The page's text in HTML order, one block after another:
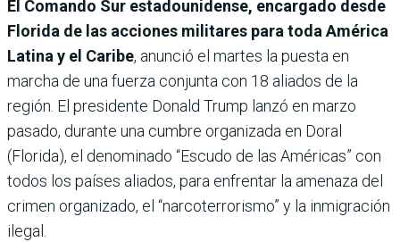
El Comando Sur estadounidense, encargado desde
Florida de las acciones militares para toda América
Latina y el Caribe, anunció el martes la puesta en
marcha de una fuerza conjunta con 18 aliados de la
región. El presidente Donald Trump lanzó en marzo
pasado, durante una cumbre organizada en Doral
(Florida), el denominado “Escudo de las Américas” con
todos los países aliados, para enfrentar la amenaza del
crimen organizado, el “narcoterrorismo” y la inmigración
ilegal.